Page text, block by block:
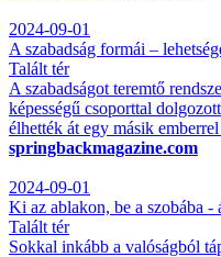
2024-09-01
A szabadság formái –
Talált tér
A szabadságot teremtő
képességű csoporttal
élhették át egy másik
springbackmagazine.com
2024-09-01
Ki az ablakon, be a szobába
Talált tér
Sokkal inkább a valóságból